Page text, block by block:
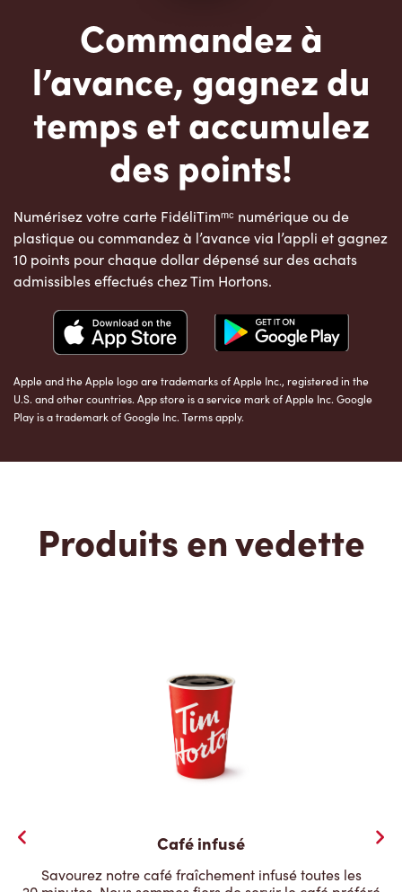
Commandez à
l’avance, gagnez du
temps et accumulez
des points!
Numérisez votre carte FidéliTimᵐᶜ numérique ou de
plastique ou commandez à l’avance via l’appli et gagnez
10 points pour chaque dollar dépensé sur des achats
admissibles effectués chez Tim Hortons.
Apple and the Apple logo are trademarks of Apple Inc., registered in the
U.S. and other countries. App store is a service mark of Apple Inc. Google
Play is a trademark of Google Inc. Terms apply.
Produits en vedette
Café infusé
Savourez notre café fraîchement infusé toutes les